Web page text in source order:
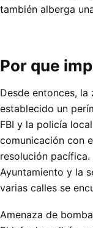
también alberga
Por que
Desde entonces,
establecido un
FBI y la policía
comunicación con
resolución
Ayuntamiento y la
varias calles se
Amenaza de